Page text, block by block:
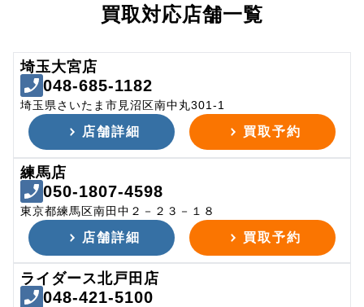
買取対応店舗一覧
埼玉大宮店
048-685-1182
埼玉県さいたま市見沼区南中丸301-1
店舗詳細 買取予約
練馬店
050-1807-4598
東京都練馬区南田中２－２３－１８
店舗詳細 買取予約
ライダース北戸田店
048-421-5100